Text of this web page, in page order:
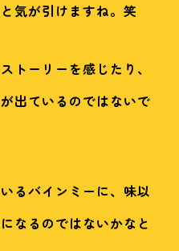
気が引けますね。笑
トーリーを感じたり、
出ているのではないで
るバインミーに、味以
なるのではないかなと